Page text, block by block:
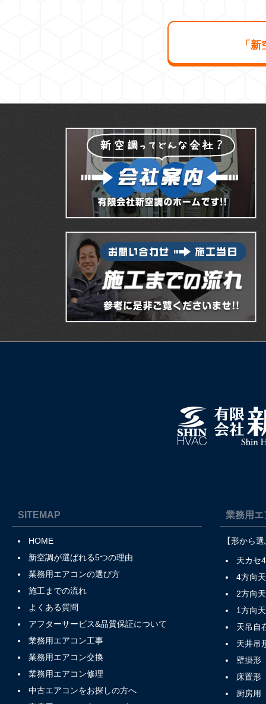
「
SITEMAP
HOME
新空調が選ばれる5つの理由
業務用エアコンの選び方
施工までの流れ
よくある質問
アフターサービス&品質保証について
業務用エアコン工事
業務用エアコン交換
業務用エアコン修理
中古エアコンをお探しの方へ
業務用エ
【形から
天カセ
4方向
2方向
1方向
天吊自
天井吊
壁掛形
床置形
厨房用